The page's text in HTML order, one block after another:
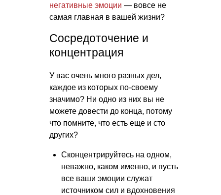
негативные эмоции — вовсе не
самая главная в вашей жизни?
Сосредоточение и
концентрация
У вас очень много разных дел,
каждое из которых по-своему
значимо? Ни одно из них вы не
можете довести до конца, потому
что помните, что есть еще и сто
других?
Сконцентрируйтесь на одном,
неважно, каком именно, и пусть
все ваши эмоции служат
источником сил и вдохновения